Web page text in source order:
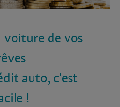
voiture de vos
auto, c'est
!